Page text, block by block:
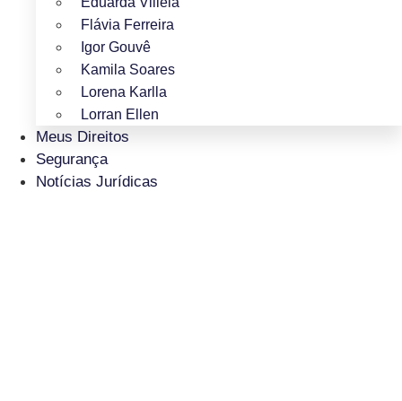
Flávia Ferreira
Igor Gouvê
Kamila Soares
Lorena Karlla
Lorran Ellen
Meus Direitos
Segurança
Notícias Jurídicas